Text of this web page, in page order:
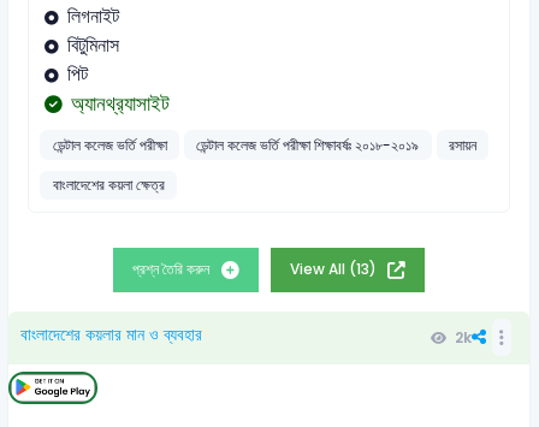
লিগনাইট
বিটুমিনাস
পিট
অ্যানথ্র‌্যাসাইট
ডেন্টাল কলেজ ভর্তি পরীক্ষা ডেন্টাল কলেজ ভর্তি পরীক্ষা শিক্ষাবর্ষঃ ২০১৮-২০১৯
রসায়ন
বাংলাদেশের কয়লা ক্ষেত্র
প্রশ্ন তৈরি করুন View All (13)
বাংলাদেশের কয়লার মান ও ব্যবহার 2k